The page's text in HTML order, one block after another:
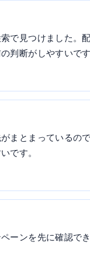
で見つけました。
判断がしやすいです
まとまっているの
です。
ーンを先に確認で